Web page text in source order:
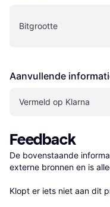
Bitgrootte
Aanvullende
Vermeld op Klarna
Feedback
De bovenstaande
externe bronnen en is
Klopt er iets niet aan dit